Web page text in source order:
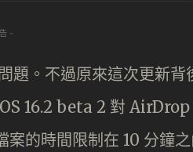
-
題。不過原來這次更新背
16.2 beta 2 對
的時間限制在 10 分鐘之